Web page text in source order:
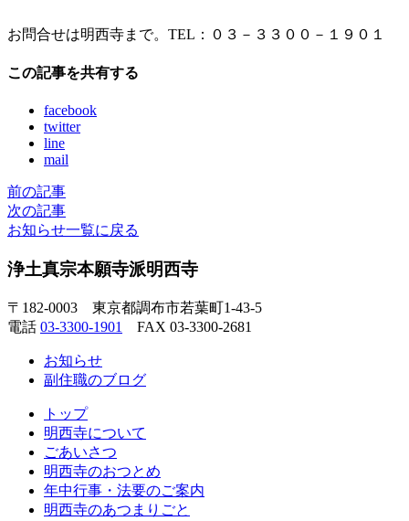
お問合せは明西寺まで。TEL：０３－３３００－１９０１
この記事を共有する
facebook
twitter
line
mail
前の記事
次の記事
お知らせ一覧に戻る
浄土真宗本願寺派明西寺
〒182-0003 東京都調布市若葉町1-43-5
電話 03-3300-1901 FAX 03-3300-2681
お知らせ
副住職のブログ
トップ
明西寺について
ごあいさつ
明西寺のおつとめ
年中行事・法要のご案内
明西寺のあつまりごと